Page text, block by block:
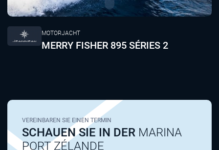
MOTORJACHT
MERRY FISHER 895 SÉRIES 2
VEREINBAREN SIE EINEN TERMIN
SCHAUEN SIE IN DER MARINA
PORT ZÉLANDE